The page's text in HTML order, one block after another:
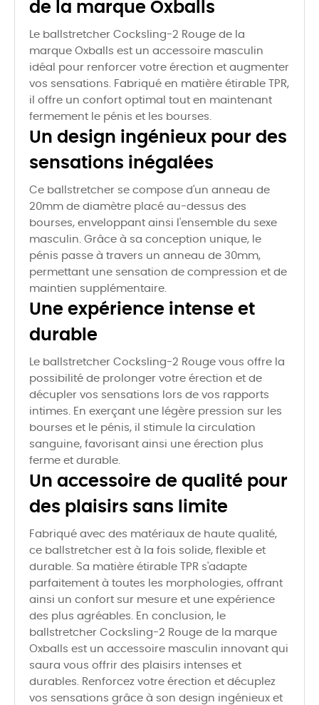
de la marque Oxballs
Le ballstretcher Cocksling-2 Rouge de la
marque Oxballs est un accessoire masculin
idéal pour renforcer votre érection et augmenter
vos sensations. Fabriqué en matière étirable TPR,
il offre un confort optimal tout en maintenant
fermement le pénis et les bourses.
Un design ingénieux pour des
sensations inégalées
Ce ballstretcher se compose d'un anneau de
20mm de diamètre placé au-dessus des
bourses, enveloppant ainsi l'ensemble du sexe
masculin. Grâce à sa conception unique, le
pénis passe à travers un anneau de 30mm,
permettant une sensation de compression et de
maintien supplémentaire.
Une expérience intense et
durable
Le ballstretcher Cocksling-2 Rouge vous offre la
possibilité de prolonger votre érection et de
décupler vos sensations lors de vos rapports
intimes. En exerçant une légère pression sur les
bourses et le pénis, il stimule la circulation
sanguine, favorisant ainsi une érection plus
ferme et durable.
Un accessoire de qualité pour
des plaisirs sans limite
Fabriqué avec des matériaux de haute qualité,
ce ballstretcher est à la fois solide, flexible et
durable. Sa matière étirable TPR s'adapte
parfaitement à toutes les morphologies, offrant
ainsi un confort sur mesure et une expérience
des plus agréables. En conclusion, le
ballstretcher Cocksling-2 Rouge de la marque
Oxballs est un accessoire masculin innovant qui
saura vous offrir des plaisirs intenses et
durables. Renforcez votre érection et décuplez
vos sensations grâce à son design ingénieux et